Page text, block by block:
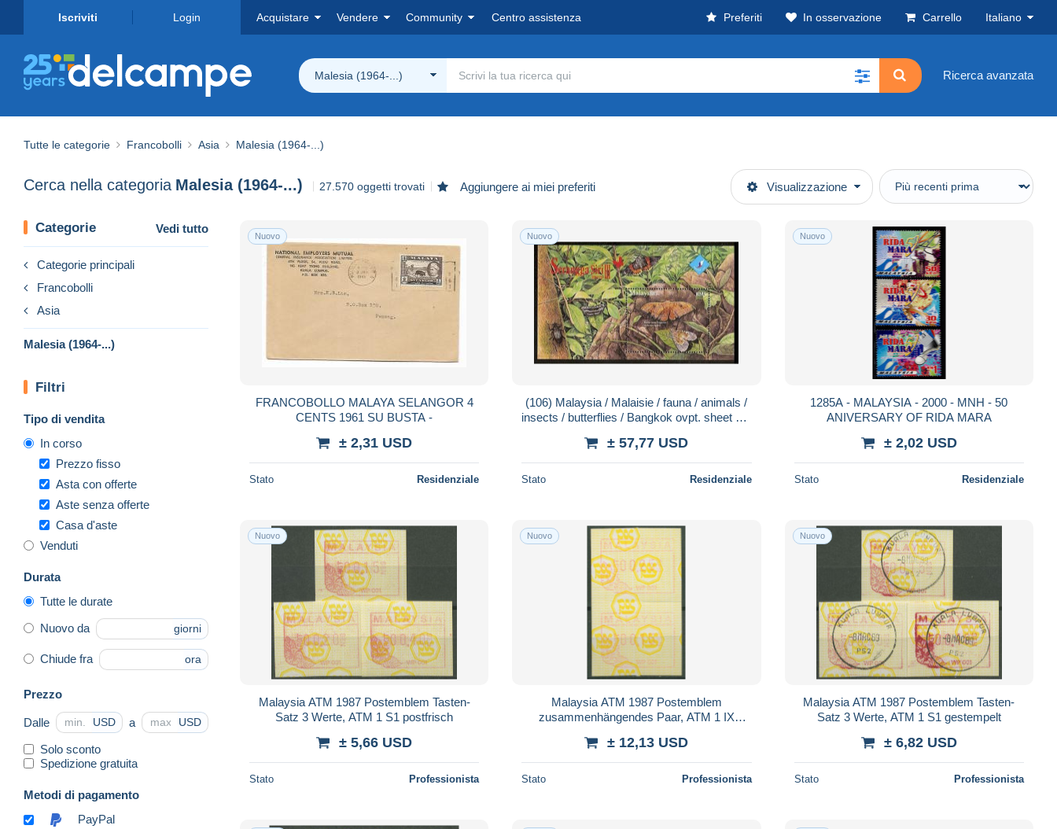
Iscriviti Login Acquistare Vendere Community Centro assistenza Preferiti In osservazione Carrello Italiano
Malesia (1964-...) Ricerca avanzata
Tutte le categorie Francobolli Asia Malesia (1964-...)
Cerca nella categoria Malesia (1964-...) 27.570 oggetti trovati Aggiungere ai miei preferiti Visualizzazione
Categorie Vedi tutto
Categorie principali
Francobolli
Asia
Malesia (1964-...)
Filtri
Tipo di vendita
In corso
Prezzo fisso
Asta con offerte
Aste senza offerte
Casa d'aste
Venduti
Durata
Tutte le durate
Nuovo da giorni
Chiude fra ora
Prezzo
Dalle USD a USD
Solo sconto
Spedizione gratuita
Metodi di pagamento
PayPal
Nuovo
FRANCOBOLLO MALAYA SELANGOR 4
CENTS 1961 SU BUSTA -
± 2,31 USD
Stato Residenziale
Nuovo
(106) Malaysia / Malaisie / fauna / animals /
insects / butterflies / Bangkok ovpt. sheet ** /
± 57,77 USD
Stato Residenziale
Nuovo
1285A - MALAYSIA - 2000 - MNH - 50
ANIVERSARY OF RIDA MARA
± 2,02 USD
Stato Residenziale
Nuovo
Malaysia ATM 1987 Postemblem Tasten-
Satz 3 Werte, ATM 1 S1 postfrisch
± 5,66 USD
Stato Professionista
Nuovo
Malaysia ATM 1987 Postemblem
zusammenhängendes Paar, ATM 1 IX
± 12,13 USD
Stato Professionista
Nuovo
Malaysia ATM 1987 Postemblem Tasten-
Satz 3 Werte, ATM 1 S1 gestempelt
± 6,82 USD
Stato Professionista